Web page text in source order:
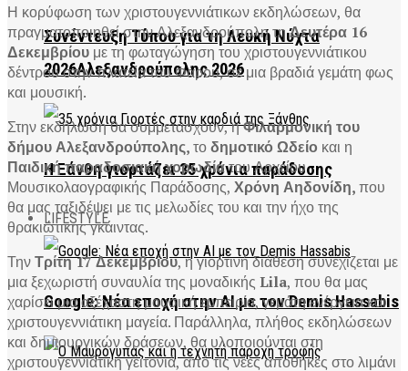
Συνέντευξη Τύπου για τη Λευκή Νύχτα
2026Αλεξανδρούπολης 2026
Η Ξάνθη γιορτάζει 35 χρόνια παράδοσης
LIFESTYLE
Google: Νέα εποχή στην AI με τον Demis Hassabis
Η κορύφωση των χριστουγεννιάτικων εκδηλώσεων, θα
πραγματοποιηθεί στην Αλεξανδρούπολη τηΔευτέρα 16
Δεκεμβρίου με τη φωταγώγηση του χριστουγεννιάτικου
δέντρου στην πλατεία του Φάρου, σε μια βραδιά γεμάτη φως
και μουσική.
Στην εκδήλωση θα συμμετάσχουν, ηΦιλαρμονική του
δήμου Αλεξανδρούπολης,τοδημοτικό Ωδείο και η
Παιδική παραδοσιακή χορωδίατου Αρχείου
Μουσικολαογραφικής Παράδοσης, Χρόνη Αηδονίδη,που
θα μας ταξιδέψει με τις μελωδίες του και την ήχο της
θρακιώτικης γκάιντας.
ΤηνΤρίτη 17 Δεκεμβρίου, η γιορτινή διάθεση συνεχίζεται με
μια ξεχωριστή συναυλία της μοναδικής Lila, που θα μας
χαρίσει μια αξέχαστη μουσική εμπειρία, γεμάτη ενέργεια και
χριστουγεννιάτικη μαγεία. Παράλληλα, πλήθος εκδηλώσεων
και δημιουργικών δράσεων, θα υλοποιούνται στη
χριστουγεννιάτικη γειτονιά, από τις νέες αποθήκες στο λιμάνι